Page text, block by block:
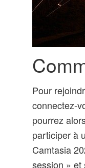
Pour
connectez-
pourrez
participer à
Camtasia
session » et